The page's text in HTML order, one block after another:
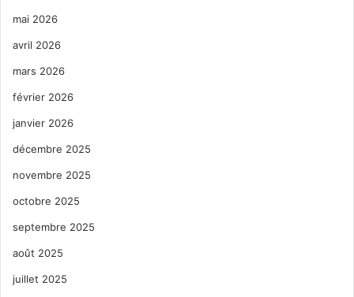
mai 2026
avril 2026
mars 2026
février 2026
janvier 2026
décembre 2025
novembre 2025
octobre 2025
septembre 2025
août 2025
juillet 2025